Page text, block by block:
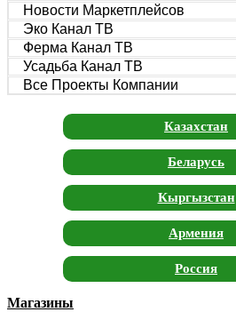
Новости Маркетплейсов
Эко Канал ТВ
Ферма Канал ТВ
Усадьба Канал ТВ
Все Проекты Компании
Казахстан
Беларусь
Кыргызстан
Армения
Россия
Магазины